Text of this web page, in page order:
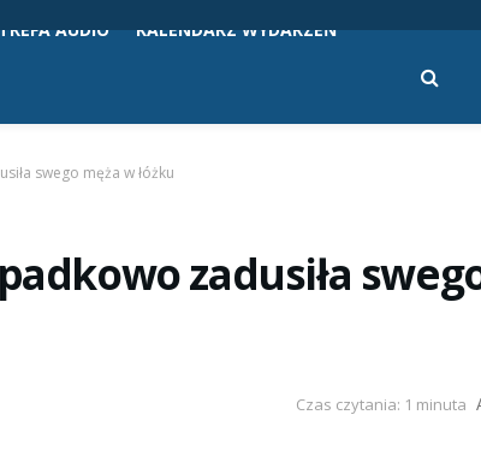
AUDIO KALENDARZ WYDARZEŃ
swego męża w łóżku
zadusiła
Czas czytania: 1 minuta